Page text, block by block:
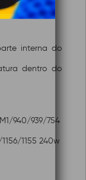
interna do
dentro do
940/939/754
1155 240w